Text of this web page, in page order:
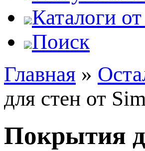
Каталоги
Поиск
Главная »
для стен от
Покрытия